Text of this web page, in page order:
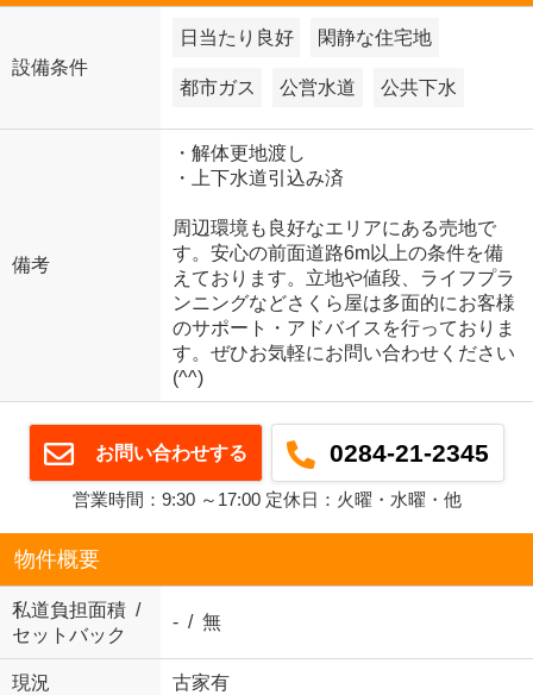
設備条件
日当たり良好 閑静な住宅地
都市ガス 公営水道 公共下水
備考
・解体更地渡し
・上下水道引込み済
周辺環境も良好なエリアにある売地で
す。安心の前面道路6m以上の条件を備
えております。立地や値段、ライフプラ
ンニングなどさくら屋は多面的にお客様
のサポート・アドバイスを行っておりま
す。ぜひお気軽にお問い合わせください
(^^)
お問い合わせする 0284-21-2345
営業時間：9:30 ～17:00 定休日：火曜・水曜・他
物件概要
私道負担面積 /
セットバック
- / 無
現況 古家有